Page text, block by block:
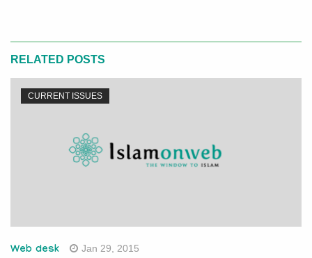
RELATED POSTS
CURRENT ISSUES
Web desk Jan 29, 2015